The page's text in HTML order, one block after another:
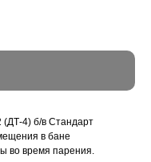
4) б/в Стандарт
в бане
во время парения.